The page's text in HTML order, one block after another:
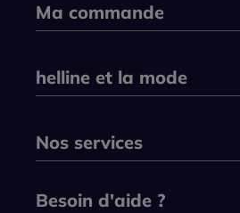
Ma commande
helline et la mode
Nos services
Besoin d'aide ?